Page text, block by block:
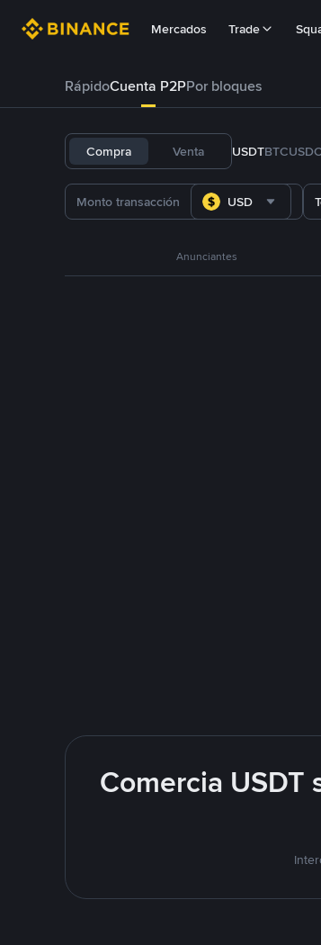
Mercados Trade
RápidoCuenta P2PPor bloques
Compra Venta USDTBTCUSDC
USD
Anunciantes
Comercia